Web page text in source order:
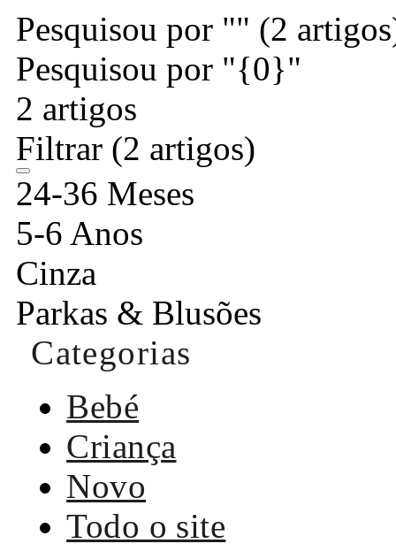
Pesquisou por "" (2
Pesquisou por "{0}"
2 artigos
Filtrar (2 artigos)
24-36 Meses
5-6 Anos
Cinza
Parkas & Blusões
Categorias
Bebé
Criança
Novo
Todo o site